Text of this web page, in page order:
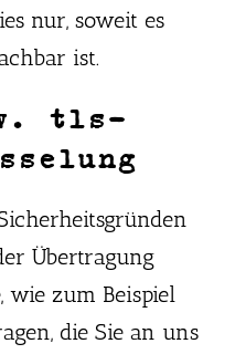
nur, soweit es
ist.
tls-
Übertragung
zum Beispiel
die Sie an uns